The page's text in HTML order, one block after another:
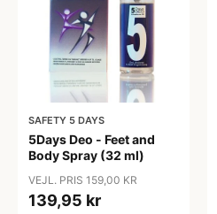
SAFETY 5 DAYS
5Days Deo - Feet and
Body Spray (32 ml)
VEJL. PRIS 159,00 KR
139,95 kr